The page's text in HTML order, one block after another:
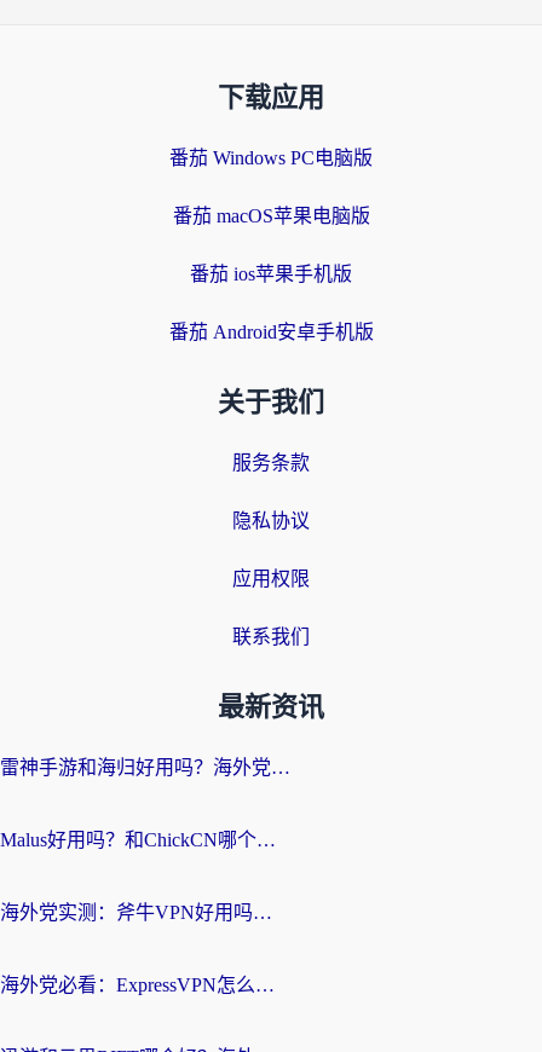
下载应用
番茄 Windows PC电脑版
番茄 macOS苹果电脑版
番茄 ios苹果手机版
番茄 Android安卓手机版
关于我们
服务条款
隐私协议
应用权限
联系我们
最新资讯
雷神手游和海归好用吗？海外党亲测3款热门回国加速器+番茄加速器深度体验
Malus好用吗？和ChickCN哪个好？海外党亲测：选对回国加速器，追剧游戏不卡顿
海外党实测：斧牛VPN好用吗？和快喵VPN对比哪个回国效果更好？附3款热门加速器深度分析
海外党必看：ExpressVPN怎么样？3步选对回国加速器，无缝刷国内剧玩手游